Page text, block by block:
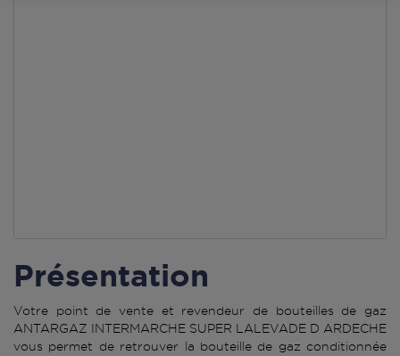
Présentation
Votre point de vente et revendeur de bouteilles de gaz
ANTARGAZ INTERMARCHE SUPER LALEVADE D ARDECHE
vous permet de retrouver la bouteille de gaz conditionnée